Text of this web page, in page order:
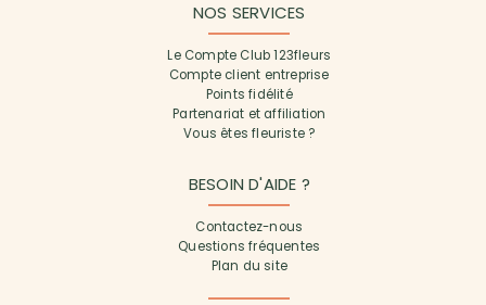
NOS SERVICES
Le Compte Club 123fleurs
Compte client entreprise
Points fidélité
Partenariat et affiliation
Vous êtes fleuriste ?
BESOIN D'AIDE ?
Contactez-nous
Questions fréquentes
Plan du site